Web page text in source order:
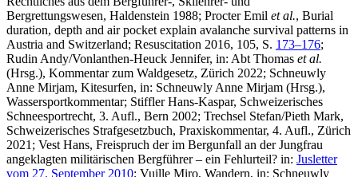
Bergrettungswesen, Haldenstein 1988; Procter Emil et al., Burial
duration, depth and air pocket explain avalanche survival patterns in
Austria and Switzerland; Resuscitation 2016, 105, S. 173–176;
Rudin Andy/Vonlanthen-Heuck Jennifer, in: Abt Thomas et al.
(Hrsg.), Kommentar zum Waldgesetz, Zürich 2022; Schneuwly
Anne Mirjam, Kitesurfen, in: Schneuwly Anne Mirjam (Hrsg.),
Wassersportkommentar; Stiffler Hans-Kaspar, Schweizerisches
Schneesportrecht, 3. Aufl., Bern 2002; Trechsel Stefan/Pieth Mark,
Schweizerisches Strafgesetzbuch, Praxiskommentar, 4. Aufl., Zürich
2021; Vest Hans, Freispruch der im Bergunfall an der Jungfrau
angeklagten militärischen Bergführer – ein Fehlurteil? in: Jusletter
vom 27. September 2010; Vuille Miro, Wandern, in: Schneuwly